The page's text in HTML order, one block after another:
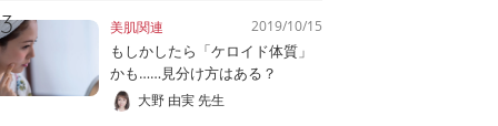
美肌関連 2019/10/15
もしかしたら「ケロイド体質」
かも……見分け方はある？
大野 由実 先生